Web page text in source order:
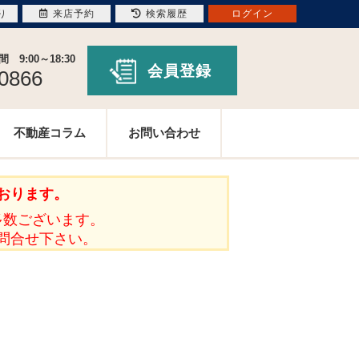
9:00～18:30
会員登録
不動産コラム お問い合わせ
ります。
ございます。
合せ下さい。
来店予約 検索履歴 ログイン